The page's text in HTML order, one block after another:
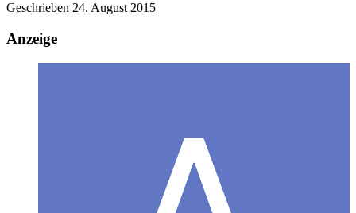
Geschrieben 24. August 2015
Anzeige